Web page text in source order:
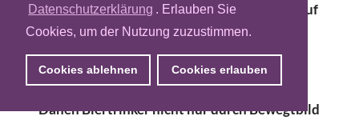
Datenschutzerklärung . Erlauben Sie
Cookies, um der Nutzung zuzustimmen.
Cookies ablehnen Cookies erlauben
Biermarkt geprägt von einer Fokussierung auf
Kanäle wie TV, OOH, Radio oder Funk.
erfolgreiche Kampagne „The Danish Way“
2019 einen neuen Weg: Da überzeugten die
Dänen Biertrinker nicht nur durch Bewegtbild